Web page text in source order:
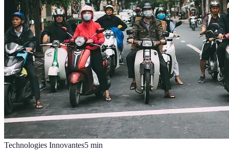
Technologies Innovantes5 min